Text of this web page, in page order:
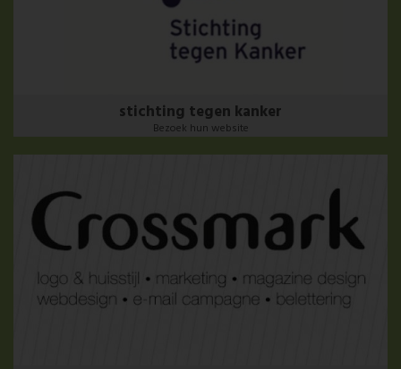
stichting tegen kanker
Bezoek hun website